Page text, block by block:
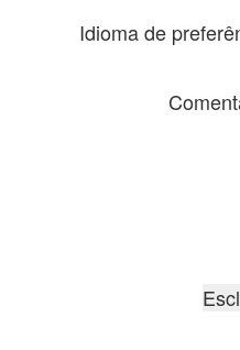
Idioma de